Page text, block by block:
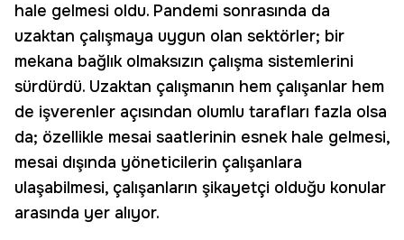
hale gelmesi oldu. Pandemi sonrasında da
uzaktan çalışmaya uygun olan sektörler; bir
mekana bağlık olmaksızın çalışma sistemlerini
sürdürdü. Uzaktan çalışmanın hem çalışanlar hem
de işverenler açısından olumlu tarafları fazla olsa
da; özellikle mesai saatlerinin esnek hale gelmesi,
mesai dışında yöneticilerin çalışanlara
ulaşabilmesi, çalışanların şikayetçi olduğu konular
arasında yer alıyor.